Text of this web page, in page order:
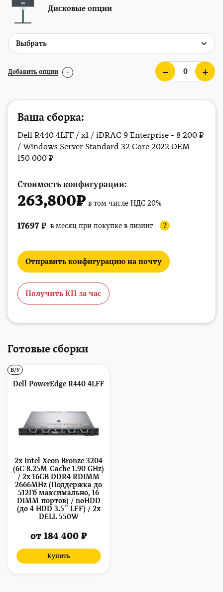
Дисковые опции
Добавить опции +
Ваша сборка:
Dell R440 4LFF / x1 / iDRAC 9 Enterprise - 8 200 ₽
/ Windows Server Standard 32 Core 2022 OEM -
150 000 ₽
Стоимость конфигурации:
263,800₽ в том числе НДС 20%
17697 ₽ в месяц при покупке в лизинг ?
Отправить конфигурацию на почту
Получить КП за час
Готовые сборки
Dell PowerEdge R440 4LFF
2x Intel Xeon Bronze 3204
(6C 8.25M Cache 1.90 GHz)
/ 2x 16GB DDR4 RDIMM
2666MHz (Поддержка до
512Гб максимально, 16
DIMM портов) / noHDD
(до 4 HDD 3.5'' LFF) / 2x
DELL 550W
от 184 400 ₽
Купить
Б/У